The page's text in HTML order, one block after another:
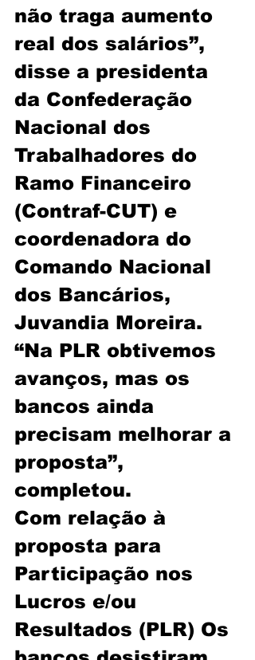
não traga aumento
real dos salários”,
disse a presidenta
da Confederação
Nacional dos
Trabalhadores do
Ramo Financeiro
(Contraf-CUT) e
coordenadora do
Comando Nacional
dos Bancários,
Juvandia Moreira.
“Na PLR obtivemos
avanços, mas os
bancos ainda
precisam melhorar a
proposta”,
completou.
Com relação à
proposta para
Participação nos
Lucros e/ou
Resultados (PLR) Os